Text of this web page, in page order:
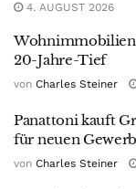
4. AUGUST 2026
20-Jahre-Tief
von Charles Steiner
Panattoni kauft
für neuen
von Charles Steiner